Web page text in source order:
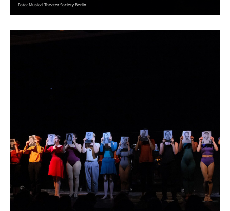
Foto: Musical Theater Society Berlin